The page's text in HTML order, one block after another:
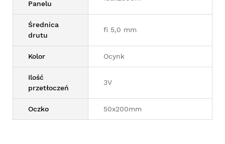
Panelu
Średnica
drutu
fi 5,0 mm
Kolor Ocynk
Ilość
przetłoczeń
3V
Oczko 50x200mm